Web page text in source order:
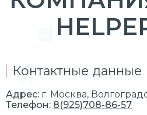
Контактные данные
Адрес: г. Москва,
Телефон: 8(925)708-86-57